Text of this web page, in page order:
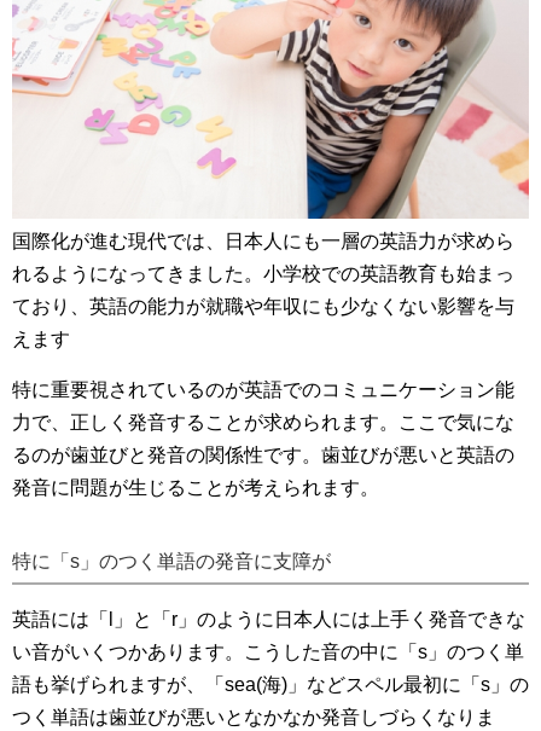
国際化が進む現代では、日本人にも一層の英語力が求めら
れるようになってきました。小学校での英語教育も始まっ
ており、英語の能力が就職や年収にも少なくない影響を与
えます
特に重要視されているのが英語でのコミュニケーション能
力で、正しく発音することが求められます。ここで気にな
るのが歯並びと発音の関係性です。歯並びが悪いと英語の
発音に問題が生じることが考えられます。
特に「s」のつく単語の発音に支障が
英語には「l」と「r」のように日本人には上手く発音できな
い音がいくつかあります。こうした音の中に「s」のつく単
語も挙げられますが、「sea(海)」などスペル最初に「s」の
つく単語は歯並びが悪いとなかなか発音しづらくなりま